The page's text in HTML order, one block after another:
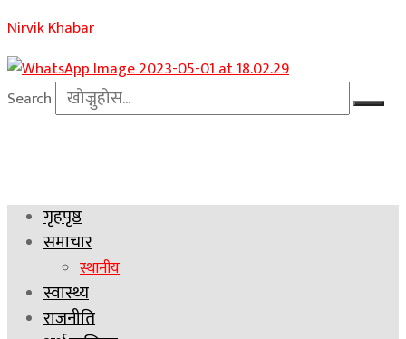
Nirvik Khabar
Search
गृहपृष्ठ
समाचार
स्थानीय
स्वास्थ्य
राजनीति